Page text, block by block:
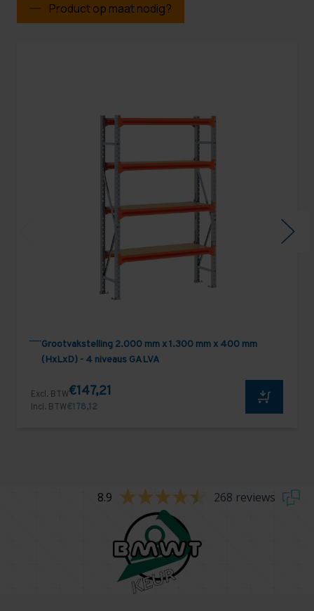
Product op maat nodig?
Grootvakstelling 2.000 mm x 1.300 mm x 400 mm
(HxLxD) - 4 niveaus GALVA
Excl. BTW€147,21
Incl. BTW€178,12
8.9 268 reviews